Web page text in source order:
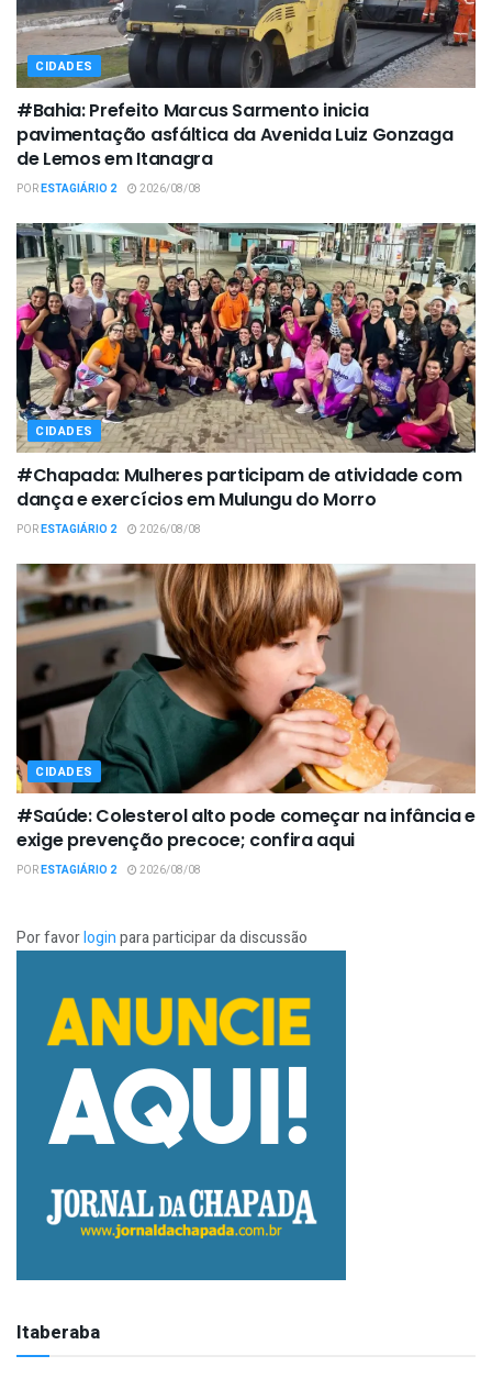
CIDADES
#Bahia: Prefeito Marcus Sarmento inicia
pavimentação asfáltica da Avenida Luiz Gonzaga
de Lemos em Itanagra
PORESTAGIÁRIO 2 2026/08/08
CIDADES
#Chapada: Mulheres participam de atividade com
dança e exercícios em Mulungu do Morro
PORESTAGIÁRIO 2 2026/08/08
CIDADES
#Saúde: Colesterol alto pode começar na infância e
exige prevenção precoce; confira aqui
PORESTAGIÁRIO 2 2026/08/08
Por favorloginpara participar da discussão
Itaberaba